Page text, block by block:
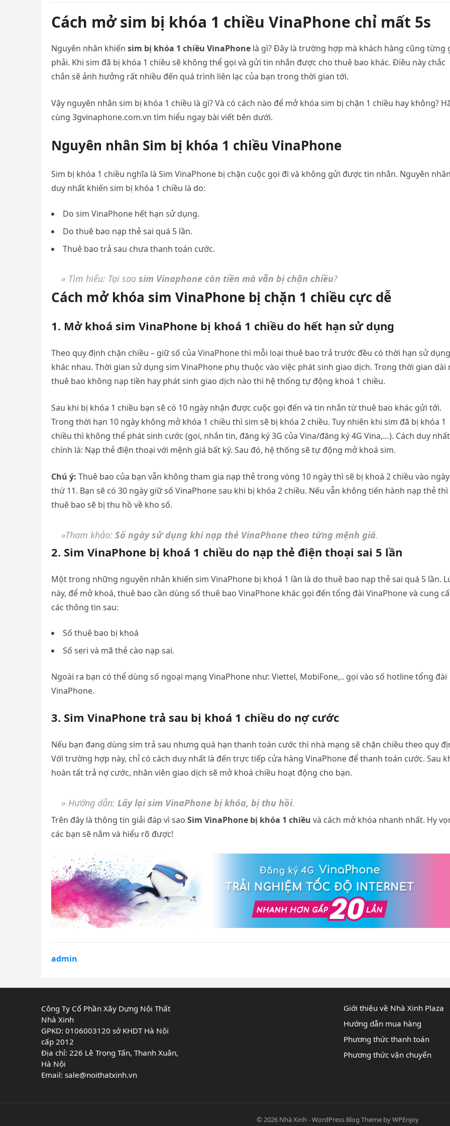
Cách mở sim bị khóa 1 chiều VinaPhone chỉ mất 5s
Nguyên nhân khiến sim bị khóa 1 chiều VinaPhone là gì? Đây là trường hợp mà khách hàng cũng từng
phải. Khi sim đã bị khóa 1 chiều sẽ không thể gọi và gửi tin nhắn được cho thuê bao khác. Điều này chắc
chắn sẽ ảnh hưởng rất nhiều đến quá trình liên lạc của bạn trong thời gian tới.
Vậy nguyên nhân sim bị khóa 1 chiều là gì? Và có cách nào để mở khóa sim bị chặn 1 chiều hay không?
cùng 3gvinaphone.com.vn tìm hiểu ngay bài viết bên dưới.
Nguyên nhân Sim bị khóa 1 chiều VinaPhone
Sim bị khóa 1 chiều nghĩa là Sim VinaPhone bị chặn cuộc gọi đi và không gửi được tin nhắn. Nguyên nhân
duy nhất khiến sim bị khóa 1 chiều là do:
Do sim VinaPhone hết hạn sử dụng.
Do thuê bao nạp thẻ sai quá 5 lần.
Thuê bao trả sau chưa thanh toán cước.
» Tìm hiểu: Tại sao sim Vinaphone còn tiền mà vẫn bị chặn chiều?
Cách mở khóa sim VinaPhone bị chặn 1 chiều cực dễ
1. Mở khoá sim VinaPhone bị khoá 1 chiều do hết hạn sử dụng
Theo quy định chặn chiều – giữ số của VinaPhone thì mỗi loại thuê bao trả trước đều có thời hạn sử dụng
khác nhau. Thời gian sử dụng sim VinaPhone phụ thuộc vào việc phát sinh giao dịch. Trong thời gian dài
thuê bao không nạp tiền hay phát sinh giao dịch nào thì hệ thống tự động khoá 1 chiều.
Sau khi bị khóa 1 chiều bạn sẽ có 10 ngày nhận được cuộc gọi đến và tin nhắn từ thuê bao khác gửi tới.
Trong thời hạn 10 ngày không mở khóa 1 chiều thì sim sẽ bị khóa 2 chiều. Tuy nhiên khi sim đã bị khóa 1
chiều thì không thể phát sinh cước (gọi, nhắn tin, đăng ký 3G của Vina/đăng ký 4G Vina,…). Cách duy nhất
chính là: Nạp thẻ điện thoại với mệnh giá bất kỳ. Sau đó, hệ thống sẽ tự động mở khoá sim.
Chú ý: Thuê bao của bạn vẫn không tham gia nạp thẻ trong vòng 10 ngày thì sẽ bị khoá 2 chiều vào ngày
thứ 11. Bạn sẽ có 30 ngày giữ số VinaPhone sau khi bị khóa 2 chiều. Nếu vẫn không tiến hành nạp thẻ thì
thuê bao sẽ bị thu hồ về kho số.
»Tham khảo: Số ngày sử dụng khi nạp thẻ VinaPhone theo từng mệnh giá.
2. Sim VinaPhone bị khoá 1 chiều do nạp thẻ điện thoại sai 5 lần
Một trong những nguyên nhân khiến sim VinaPhone bị khoá 1 lần là do thuê bao nạp thẻ sai quá 5 lần.
này, để mở khoá, thuê bao cần dùng số thuê bao VinaPhone khác gọi đến tổng đài VinaPhone và cung
các thông tin sau:
Số thuê bao bị khoá
Số seri và mã thẻ cào nạp sai.
Ngoài ra bạn có thể dùng số ngoại mạng VinaPhone như: Viettel, MobiFone,.. gọi vào số hotline tổng đài
VinaPhone.
3. Sim VinaPhone trả sau bị khoá 1 chiều do nợ cước
Nếu bạn đang dùng sim trả sau nhưng quá hạn thanh toán cước thì nhà mạng sẽ chặn chiều theo quy
Với trường hợp này, chỉ có cách duy nhất là đến trực tiếp cửa hàng VinaPhone để thanh toán cước. Sau
hoàn tất trả nợ cước, nhân viên giao dịch sẽ mở khoá chiều hoạt động cho bạn.
» Hướng dẫn: Lấy lại sim VinaPhone bị khóa, bị thu hồi.
Trên đây là thông tin giải đáp vì sao Sim VinaPhone bị khóa 1 chiều và cách mở khóa nhanh nhất. Hy
các bạn sẽ nắm và hiểu rõ được!
admin
Công Ty Cổ Phần Xây Dựng Nội Thất
Nhà Xinh
GPKD: 0106003120 sở KHDT Hà Nội
cấp 2012
Địa chỉ: 226 Lê Trọng Tấn, Thanh Xuân,
Hà Nội
Email: sale@noithatxinh.vn
Giới thiệu về Nhà Xinh Plaza
Hướng dẫn mua hàng
Phương thức thanh toán
Phương thức vận chuyển
© 2026 Nhà Xinh -WordPress Blog ThemebyWPEnjoy